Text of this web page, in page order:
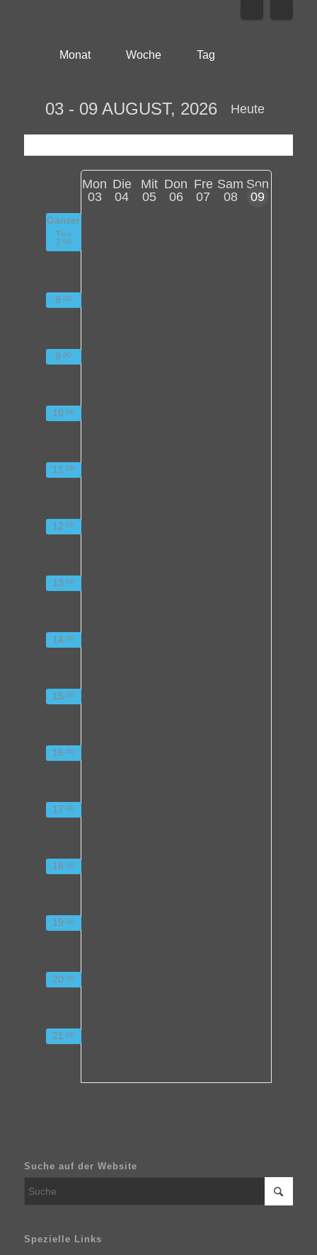
Monat Woche Tag
Heute
03 - 09 AUGUST, 2026
Mon
03
Die
04
Mit
05
Don
06
Fre
07
Sam
08
Son
09
Ganzer
Tag
7 00
8 00
9 00
10 00
11 00
12 00
13 00
14 00
15 00
16 00
17 00
18 00
19 00
20 00
21 00
Suche auf der Website
Spezielle Links